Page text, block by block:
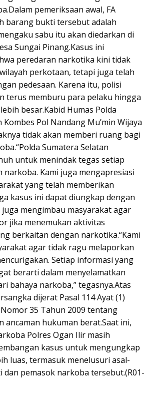
pemeriksaan awal, FA
barang bukti tersebut adalah
sabu itu akan diedarkan di
Sungai Pinang.Kasus ini
peredaran narkotika kini tidak
perkotaan, tetapi juga telah
pedesaan. Karena itu, polisi
terus memburu para pelaku hingga
besar.Kabid Humas Polda
Kombes Pol Nandang Mu’min Wijaya
tidak akan memberi ruang bagi
Sumatera Selatan
untuk menindak tegas setiap
narkoba. Kami juga mengapresiasi
yang telah memberikan
kasus ini dapat diungkap dengan
juga mengimbau masyarakat agar
jika menemukan aktivitas
berkaitan dengan narkotika.“Kami
agar tidak ragu melaporkan
Setiap informasi yang
berarti dalam menyelamatkan
bahaya narkoba,” tegasnya.Atas
dijerat Pasal 114 Ayat (1)
35 Tahun 2009 tentang
ancaman hukuman berat.Saat ini,
Polres Ogan Ilir masih
kasus untuk mengungkap
luas, termasuk menelusuri asal-
pemasok narkoba tersebut.(R01-